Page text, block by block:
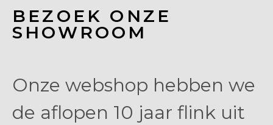
BEZOEK ONZE
SHOWROOM
Onze webshop hebben we
de aflopen 10 jaar flink uit